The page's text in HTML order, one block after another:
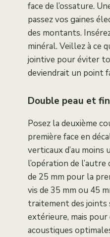
face de l’ossature.
passez vos gaines
des montants.
minéral. Veillez à ce
jointive pour éviter
deviendrait un point
Double peau et
Posez la deuxième
première face en
verticaux d’au
l’opération de
de 25 mm pour la
vis de 35 mm ou 45
traitement des joints
extérieure, mais
acoustiques